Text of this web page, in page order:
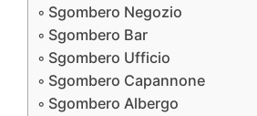
Sgombero Negozio
Sgombero Bar
Sgombero Ufficio
Sgombero Capannone
Sgombero Albergo